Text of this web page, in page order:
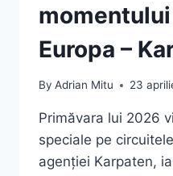
Europa –
By Adrian Mitu 23
Primăvara lui 2026
speciale pe
agenției Karpaten,